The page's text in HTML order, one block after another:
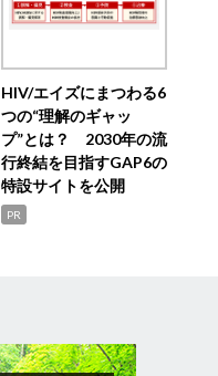
HIV/エイズにまつわる6
つの“理解のギャッ
プ”とは？ 2030年の流
行終結を目指すGAP6の
特設サイトを公開
PR